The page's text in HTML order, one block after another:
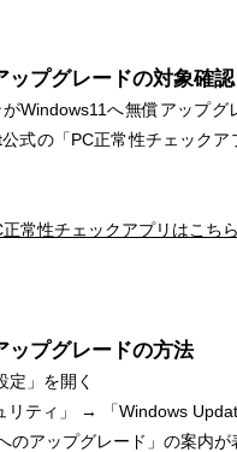
ップグレードの対象確認
Windows11へ無償アップグ
式の「PC正常性チェックア
常性チェックアプリはこちら
ップグレードの方法
定」を開く
リティ」 → 「Windows
のアップグレード」の案内が